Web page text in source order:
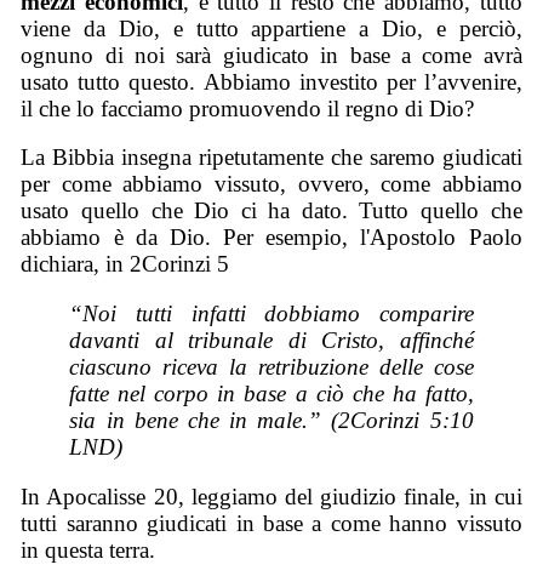
viene da Dio, e tutto appartiene a Dio, e perciò,
ognuno di noi sarà giudicato in base a come avrà
usato tutto questo. Abbiamo investito per l’avvenire,
il che lo facciamo promuovendo il regno di Dio?
La Bibbia insegna ripetutamente che saremo giudicati
per come abbiamo vissuto, ovvero, come abbiamo
usato quello che Dio ci ha dato. Tutto quello che
abbiamo è da Dio. Per esempio, l'Apostolo Paolo
dichiara, in 2Corinzi 5
“Noi tutti infatti dobbiamo comparire
davanti al tribunale di Cristo, affinché
ciascuno riceva la retribuzione delle cose
fatte nel corpo in base a ciò che ha fatto,
sia in bene che in male.” (2Corinzi 5:10
LND)
In Apocalisse 20, leggiamo del giudizio finale, in cui
tutti saranno giudicati in base a come hanno vissuto
in questa terra.